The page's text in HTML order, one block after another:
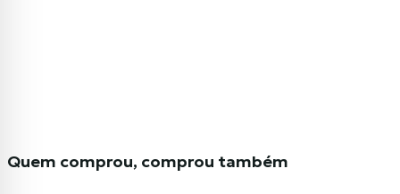
Quem comprou, comprou também